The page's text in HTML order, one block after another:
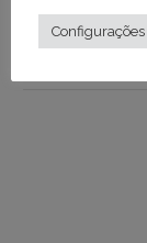
Configurações